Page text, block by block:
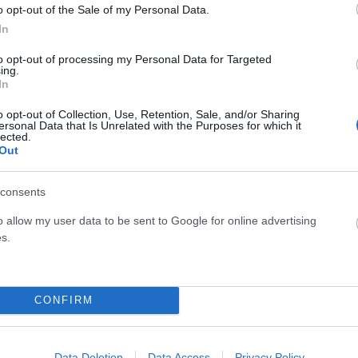
opt-out of the Sale of my Personal Data.
opt-out of processing my Personal Data for Targeted
opt-out of Collection, Use, Retention, Sale, and/or Sharing
Data that Is Unrelated with the Purposes for which it
allow my user data to be sent to Google for online advertising
CONFIRM
νέα χτυπήματα
η κατάσταση παραμένει εξαιρετικά τεταμένη.
επιθέσεις στα τέλη Φεβρουαρίου και τα αντίποινα
στρατιωτικές βάσεις.
επαφές, με το Πακιστάν να αναλαμβάνει ρόλο
υπάρξει.
τα Στενά του Ορμούζ, ενώ οι ΗΠΑ έχουν προχωρήσει σε
πίεση στην παγκόσμια αγορά ενέργειας.
υπάρχει έντονη ανησυχία ότι η παρούσα παύση των
ελιγμό πριν από νέο κύμα αεροπορικών επιθέσεων.